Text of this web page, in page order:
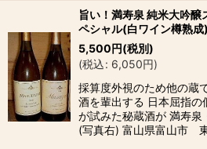
旨い！満寿泉 純米大吟
ペシャル(白ワイン樽熟成)
5,500円(税別)
(税込: 6,050円)
採算度外視のため他の蔵
酒を輩出する 日本屈指の
が試みた秘蔵酒が 満寿
(写真右) 富山県富山市